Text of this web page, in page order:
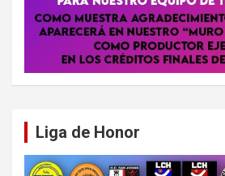
Liga de Honor